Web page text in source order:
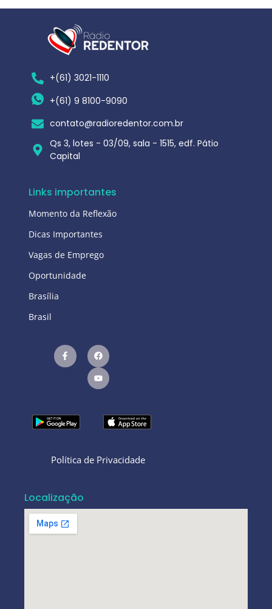
+(61) 3021-1110
+(61) 9 8100-9090
contato@radioredentor.com.br
Qs 3, lotes - 03/09, sala - 1515, edf. Pátio
Capital
Links importantes
Momento da Reflexão
Dicas Importantes
Vagas de Emprego
Oportunidade
Brasília
Brasil
Política de Privacidade
Localização